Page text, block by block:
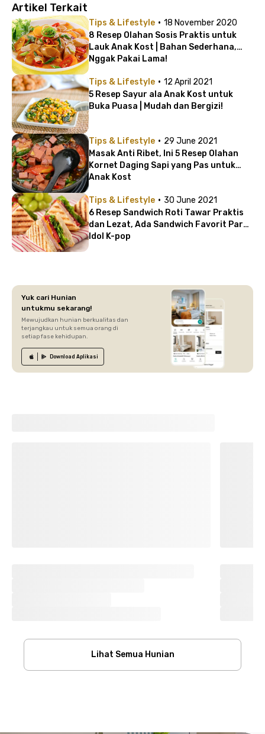
Artikel Terkait
Tips & Lifestyle · 18 November 2020
8 Resep Olahan Sosis Praktis untuk
Lauk Anak Kost | Bahan Sederhana,
Nggak Pakai Lama!
Tips & Lifestyle · 12 April 2021
5 Resep Sayur ala Anak Kost untuk
Buka Puasa | Mudah dan Bergizi!
Tips & Lifestyle · 29 June 2021
Masak Anti Ribet, Ini 5 Resep Olahan
Kornet Daging Sapi yang Pas untuk
Anak Kost
Tips & Lifestyle · 30 June 2021
6 Resep Sandwich Roti Tawar Praktis
dan Lezat, Ada Sandwich Favorit Para
Idol K-pop
Yuk cari Hunian
untukmu sekarang!
Mewujudkan hunian berkualitas dan
terjangkau untuk semua orang di
setiap fase kehidupan.
Download Aplikasi
Lihat Semua Hunian